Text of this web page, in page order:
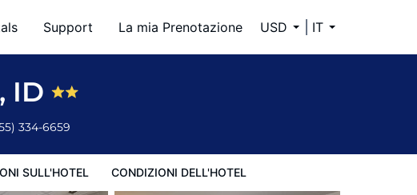
Support La mia Prenotazione USD IT
ID
334-6659
SULL'HOTEL CONDIZIONI DELL'HOTEL